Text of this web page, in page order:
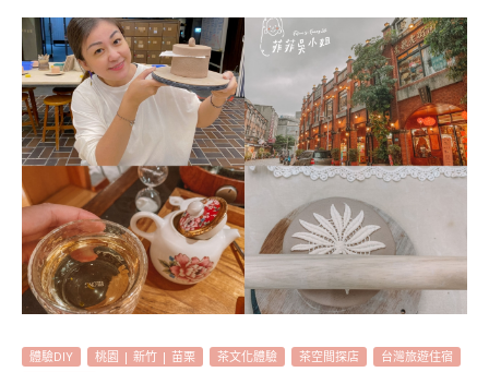
體驗DIY 桃園 | 新竹 | 苗栗 茶文化體驗 茶空間探店
台灣旅遊住宿